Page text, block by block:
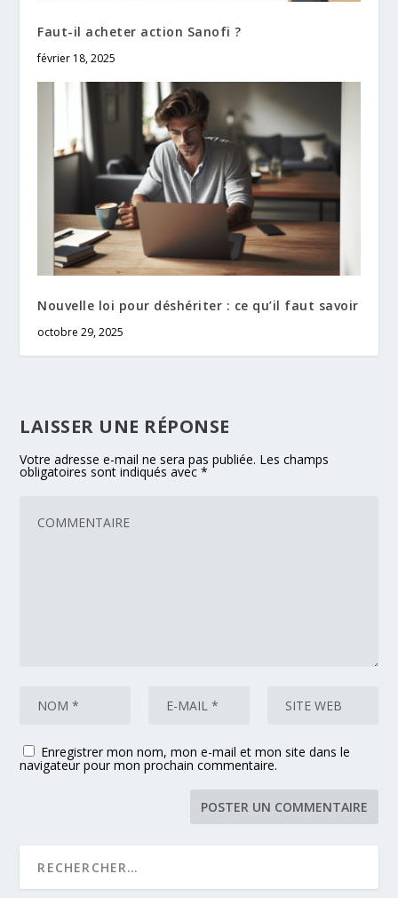
Faut-il acheter action Sanofi ?
février 18, 2025
Nouvelle loi pour déshériter : ce qu’il faut savoir
octobre 29, 2025
LAISSER UNE RÉPONSE
Votre adresse e-mail ne sera pas publiée. Les champs
obligatoires sont indiqués avec*
Enregistrer mon nom, mon e-mail et mon site dans le
navigateur pour mon prochain commentaire.